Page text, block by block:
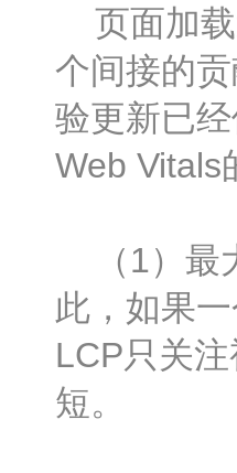
页面加载
个间接的
验更新已
Web Vitals
（1）最
此，如果
LCP只关
短。